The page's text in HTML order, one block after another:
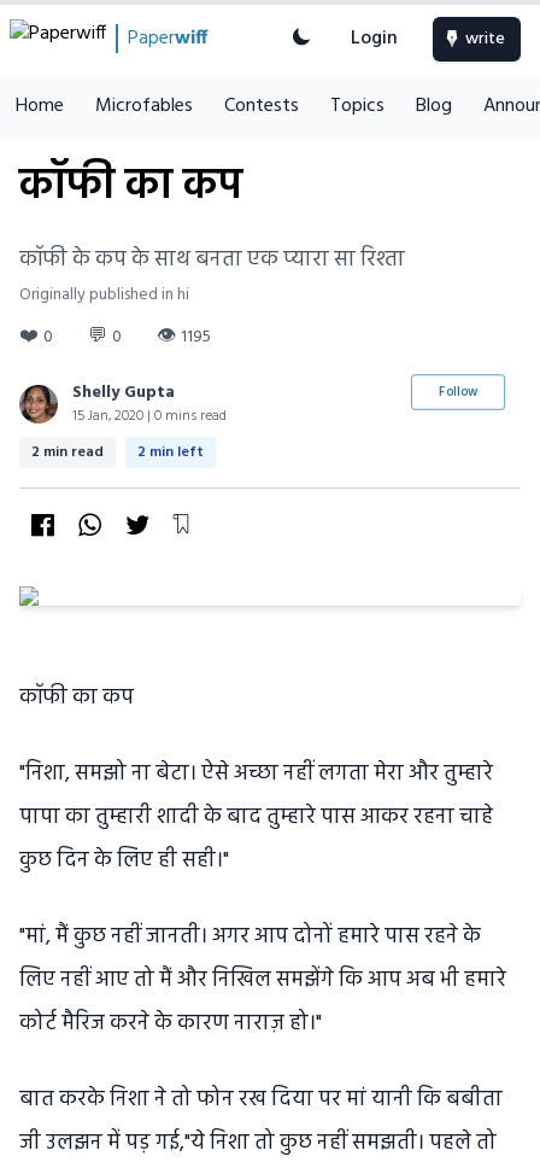
Paperwiff Login write
Home Microfables Contests Topics Blog
कॉफी का कप
कॉफी के कप के साथ बनता एक प्यारा सा रिश्ता
Originally published in hi
❤️ 0 💬 0 👁 1195
Shelly Gupta
15 Jan, 2020 | 0 mins read
Follow
2 min read 2 min left
कॉफी का कप
"निशा, समझो ना बेटा। ऐसे अच्छा नहीं लगता मेरा और तुम्हारे
पापा का तुम्हारी शादी के बाद तुम्हारे पास आकर रहना चाहे
कुछ दिन के लिए ही सही।"
"मां, मैं कुछ नहीं जानती। अगर आप दोनों हमारे पास रहने के
लिए नहीं आए तो मैं और निखिल समझेंगे कि आप अब भी हमारे
कोर्ट मैरिज करने के कारण नाराज़ हो।"
बात करके निशा ने तो फोन रख दिया पर मां यानी कि बबीता
जी उलझन में पड़ गई,"ये निशा तो कुछ नहीं समझती। पहले तो